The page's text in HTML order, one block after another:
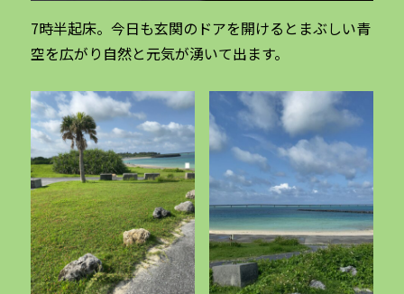
7時半起床。今日も玄関のドアを開けるとまぶしい青
空を広がり自然と元気が湧いて出ます。